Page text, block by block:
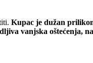
Kupac je dužan
vanjska oštećenja,